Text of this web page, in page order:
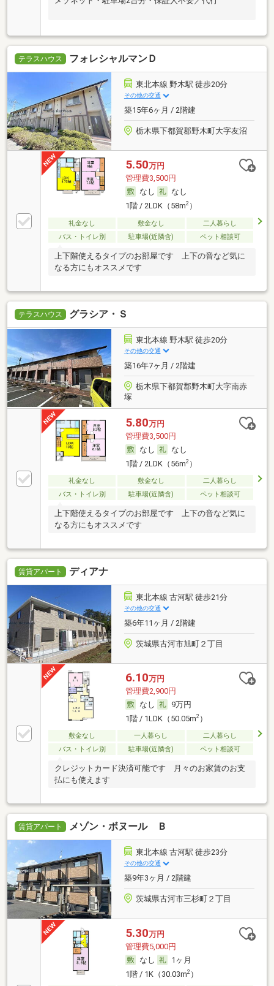
テラスハウス フォレシャルマンＤ
東北本線 野木駅 徒歩20分
その他の交通
築15年6ヶ月 / 2階建
栃木県下都賀郡野木町大字友沼
5.50万円
管理費3,500円
なし
なし
1階 / 2LDK（58m2）
礼金なし 敷金なし
二人暮らし
バス・トイレ別
駐車場(近隣含) ペット相談可
上下階使えるタイプのお部屋です 上下の音など気に
なる方にもオススメです
テラスハウス グラシア・Ｓ
東北本線 野木駅 徒歩20分
その他の交通
築16年7ヶ月 / 2階建
栃木県下都賀郡野木町大字南赤
塚
5.80万円
管理費3,500円
なし
なし
1階 / 2LDK（56m2）
礼金なし 敷金なし
二人暮らし
バス・トイレ別
駐車場(近隣含) ペット相談可
上下階使えるタイプのお部屋です 上下の音など気に
なる方にもオススメです
賃貸アパート ディアナ
東北本線 古河駅 徒歩21分
その他の交通
築6年11ヶ月 / 2階建
茨城県古河市旭町２丁目
6.10万円
管理費2,900円
なし
9万円
1階 / 1LDK（50.05m2）
敷金なし 一人暮らし
二人暮らし
バス・トイレ別
駐車場(近隣含) ペット相談可
クレジットカード決済可能です 月々のお家賃のお支
払にも使えます
賃貸アパート メゾン・ボヌール Ｂ
東北本線 古河駅 徒歩23分
その他の交通
築9年3ヶ月 / 2階建
茨城県古河市三杉町２丁目
5.30万円
管理費5,000円
なし
1ヶ月
1階 / 1K（30.03m2）